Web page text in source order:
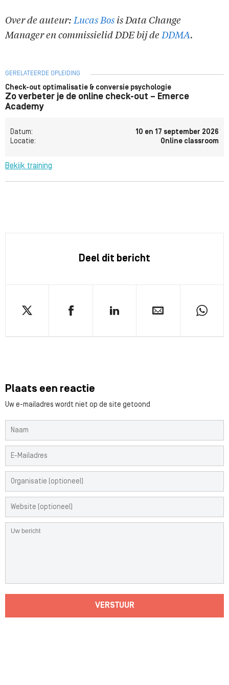
Over de auteur: Lucas Bos is Data Change
Manager en commissielid DDE bij de DDMA.
GERELATEERDE OPLEIDING
Check-out optimalisatie & conversie psychologie
Zo verbeter je de online check-out – Emerce
Academy
Datum:
10 en 17 september 2026
Locatie:
Online classroom
Bekijk training
Deel dit bericht
Plaats een reactie
Uw e-mailadres wordt niet op de site getoond
VERSTUUR